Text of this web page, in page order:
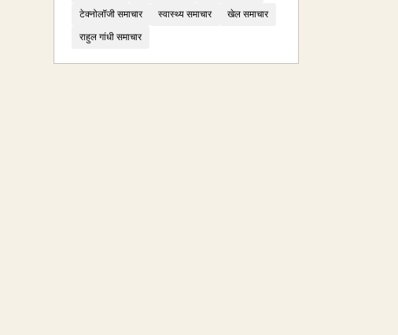
टेक्नोलॉजी समाचार
स्वास्थ्य समाचार
खेल समाचार
राहुल गांधी समाचार